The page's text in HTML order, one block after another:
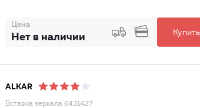
Цена
Нет в наличии Купить
ALKAR
Вставка зеркала 6431427